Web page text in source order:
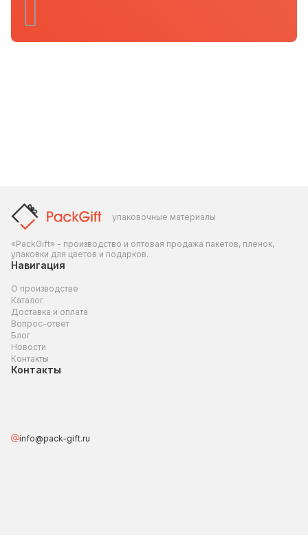
упаковочные материалы
«PackGift» - производство и оптовая продажа пакетов, пленок,
упаковки для цветов и подарков.
Навигация
О производстве
Каталог
Доставка и оплата
Вопрос-ответ
Блог
Новости
Контакты
Контакты
info@pack-gift.ru